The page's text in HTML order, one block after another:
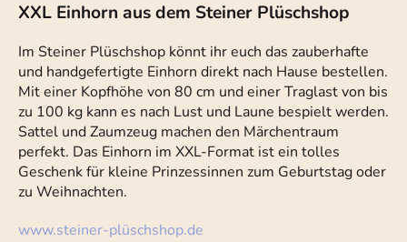
XXL Einhorn aus dem Steiner Plüschshop
Im Steiner Plüschshop könnt ihr euch das zauberhafte
und handgefertigte Einhorn direkt nach Hause bestellen.
Mit einer Kopfhöhe von 80 cm und einer Traglast von bis
zu 100 kg kann es nach Lust und Laune bespielt werden.
Sattel und Zaumzeug machen den Märchentraum
perfekt. Das Einhorn im XXL-Format ist ein tolles
Geschenk für kleine Prinzessinnen zum Geburtstag oder
zu Weihnachten.
www.steiner-plüschshop.de